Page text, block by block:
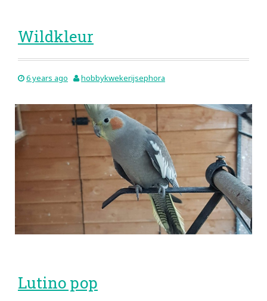
Wildkleur
6 years ago hobbykwekerijsephora
Lutino pop